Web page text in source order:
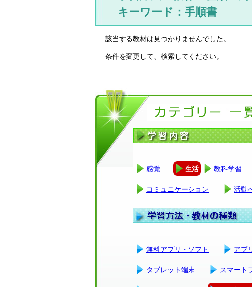
キーワード：手順書
該当する教材は見つかりませんでした。
条件を変更して、検索してください。
感覚
生活 教科学習
コミュニケーション 活動
無料アプリ・ソフト
アプ
タブレット端末 スマート